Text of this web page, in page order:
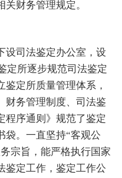
财务管理规定。
司法鉴定办公室，设
定所逐步规范司法鉴定
定所质量管理体系，
财务管理制度、司法鉴
程序通则》规范了鉴定
袋。一直坚持“客观公
宗旨，能严格执行国家
鉴定工作，鉴定工作公